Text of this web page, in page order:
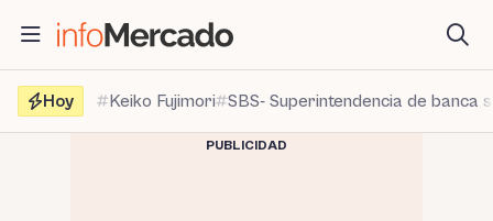
contenido
Hoy
Keiko Fujimori SBS- Superintendencia de banca
PUBLICIDAD